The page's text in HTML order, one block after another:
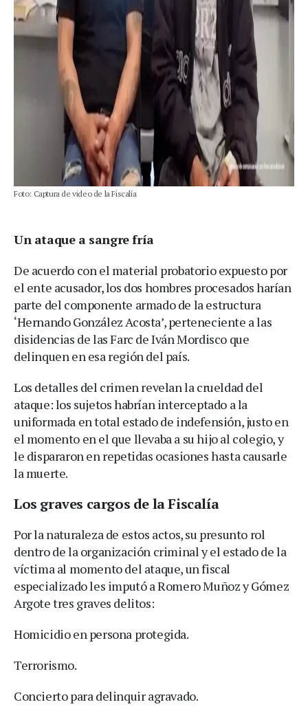
Foto: Captura de video de la Fiscalía
Un ataque a sangre fría
De acuerdo con el material probatorio expuesto por
el ente acusador, los dos hombres procesados harían
parte del componente armado de la estructura
‘Hernando González Acosta’, perteneciente a las
disidencias de las Farc de Iván Mordisco que
delinquen en esa región del país.
Los detalles del crimen revelan la crueldad del
ataque: los sujetos habrían interceptado a la
uniformada en total estado de indefensión, justo en
el momento en el que llevaba a su hijo al colegio, y
le dispararon en repetidas ocasiones hasta causarle
la muerte.
Los graves cargos de la Fiscalía
Por la naturaleza de estos actos, su presunto rol
dentro de la organización criminal y el estado de la
víctima al momento del ataque, un fiscal
especializado les imputó a Romero Muñoz y Gómez
Argote tres graves delitos:
Homicidio en persona protegida.
Terrorismo.
Concierto para delinquir agravado.